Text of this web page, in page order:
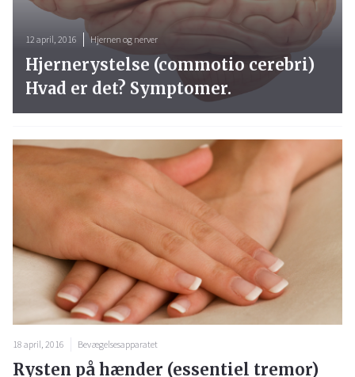
18 april, 2016 Bevægelsesapparatet
Rysten på hænder (essentiel tremor)
12 april, 2016 Hjernen og nerver
Hjernerystelse (commotio cerebri)
Hvad er det? Symptomer.